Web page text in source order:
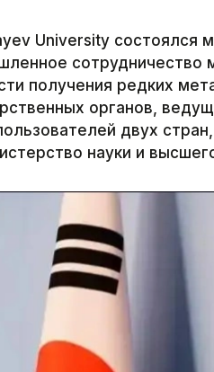
University состоялся
сотрудничество
получения редких
органов,
двух
науки и